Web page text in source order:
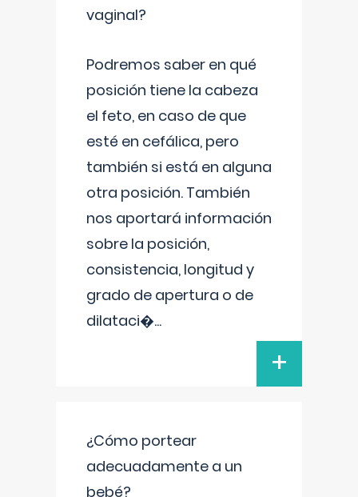
vaginal?
Podremos saber en qué
posición tiene la cabeza
el feto, en caso de que
esté en cefálica, pero
también si está en alguna
otra posición. También
nos aportará información
sobre la posición,
consistencia, longitud y
grado de apertura o de
dilataci�...
+
¿Cómo portear
adecuadamente a un
bebé?